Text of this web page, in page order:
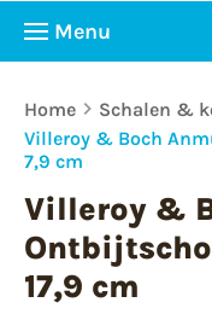
Menu
Home
Schalen &
Villeroy & Boch
7,9 cm
Villeroy &
17,9 cm